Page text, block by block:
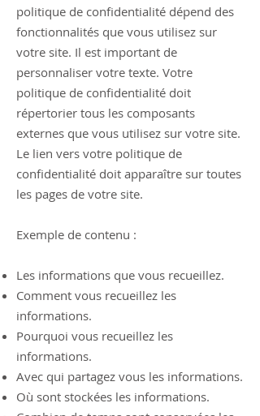
politique de confidentialité dépend des
fonctionnalités que vous utilisez sur
votre site. Il est important de
personnaliser votre texte. Votre
politique de confidentialité doit
répertorier tous les composants
externes que vous utilisez sur votre site.
Le lien vers votre politique de
confidentialité doit apparaître sur toutes
les pages de votre site.
Exemple de contenu :
Les informations que vous recueillez.
Comment vous recueillez les
informations.
Pourquoi vous recueillez les
informations.
Avec qui partagez vous les informations.
Où sont stockées les informations.